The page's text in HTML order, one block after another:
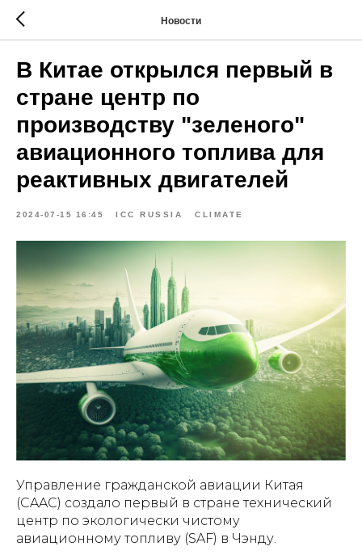
Новости
В Китае открылся первый в
стране центр по
производству "зеленого"
авиационного топлива для
реактивных двигателей
2024-07-15 16:45 ICC RUSSIA CLIMATE
Управление гражданской авиации Китая
(CAAC) создало первый в стране технический
центр по экологически чистому
авиационному топливу (SAF) в Чэнду.